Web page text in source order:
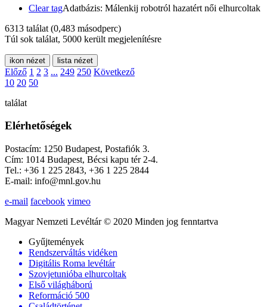
Clear tagAdatbázis: Málenkij robotról hazatért női elhurcoltak
6313 találat (0,483 másodperc)
Túl sok találat, 5000 került megjelenítésre
ikon nézet lista nézet
Előző 1 2 3 ... 249 250 Következő
10 20 50
találat
Elérhetőségek
Postacím: 1250 Budapest, Postafiók 3.
Cím: 1014 Budapest, Bécsi kapu tér 2-4.
Tel.: +36 1 225 2843, +36 1 225 2844
E-mail: info@mnl.gov.hu
e-mail facebook vimeo
Magyar Nemzeti Levéltár © 2020 Minden jog fenntartva
Gyűjtemények
Rendszerváltás vidéken
Digitális Roma levéltár
Szovjetunióba elhurcoltak
Első világháború
Reformáció 500